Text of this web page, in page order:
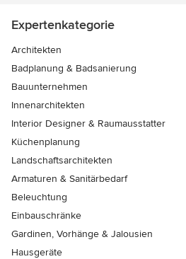
Expertenkategorie
Architekten
Badplanung & Badsanierung
Bauunternehmen
Innenarchitekten
Interior Designer & Raumausstatter
Küchenplanung
Landschaftsarchitekten
Armaturen & Sanitärbedarf
Beleuchtung
Einbauschränke
Gardinen, Vorhänge & Jalousien
Hausgeräte